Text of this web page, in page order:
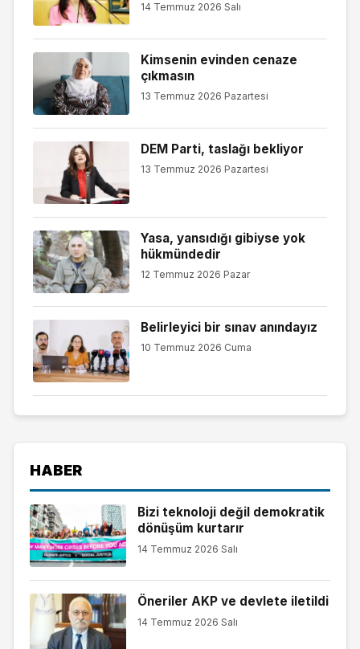
14 Temmuz 2026 Salı
Kimsenin evinden cenaze
çıkmasın
13 Temmuz 2026 Pazartesi
DEM Parti, taslağı bekliyor
13 Temmuz 2026 Pazartesi
Yasa, yansıdığı gibiyse yok
hükmündedir
12 Temmuz 2026 Pazar
Belirleyici bir sınav anındayız
10 Temmuz 2026 Cuma
HABER
Bizi teknoloji değil demokratik
dönüşüm kurtarır
14 Temmuz 2026 Salı
Öneriler AKP ve devlete iletildi
14 Temmuz 2026 Salı